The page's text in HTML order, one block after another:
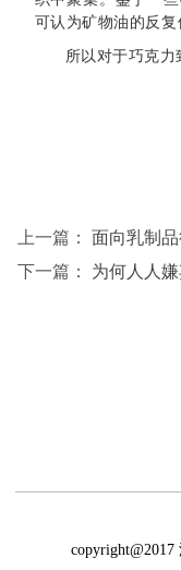
可认为矿物油的反复
所以对于巧克力
上一篇： 面向乳制
下一篇： 为何人人